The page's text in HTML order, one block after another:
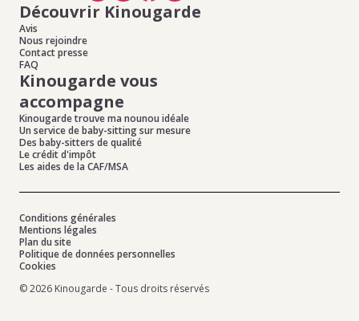
Découvrir Kinougarde
Avis
Nous rejoindre
Contact presse
FAQ
Kinougarde vous
accompagne
Kinougarde trouve ma nounou idéale
Un service de baby-sitting sur mesure
Des baby-sitters de qualité
Le crédit d'impôt
Les aides de la CAF/MSA
Conditions générales
Mentions légales
Plan du site
Politique de données personnelles
Cookies
© 2026 Kinougarde - Tous droits réservés